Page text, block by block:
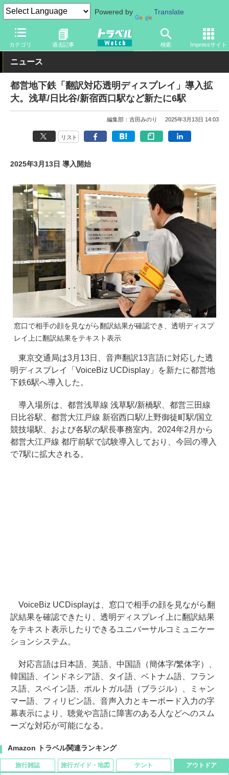
Powered by Translate
カテゴリ 過去記事 検索 Impressサイト
トラベル Watch 旅の方法 鉄旅 電車
ニュース
都営地下鉄「翻訳対応透明ディスプレイ」導入拡
大。浅草/日比谷/新宿西口駅など新たに6駅
編集部：吉田みのり 2025年3月13日 14:03
リスト
2025年3月13日 導入開始
窓口で相手の顔を見ながら翻訳結果が確認でき、透明ディスプ
レイ上に翻訳結果をテキスト表示
東京交通局は3月13日、音声翻訳13言語に対応した透
明ディスプレイ「VoiceBiz UCDisplay」を新たに都営地
下鉄6駅へ導入した。
導入場所は、都営浅草線 浅草駅/新橋駅、都営三田線
日比谷駅、都営大江戸線 新宿西口駅/上野御徒町駅/国立
競技場駅、および各駅の駅長事務室内。2024年2月から
都営大江戸線 都庁前駅で試験導入しており、今回の導入
で7駅に拡大される。
VoiceBiz UCDisplayは、窓口で相手の顔を見ながら翻
訳結果を確認できたり、透明ディスプレイ上に翻訳結果
をテキスト表示したりできるユニバーサルコミュニケー
ションシステム。
対応言語は日本語、英語、中国語（簡体字/繁体字）、
韓国語、インドネシア語、タイ語、ベトナム語、フラン
ス語、スペイン語、ポルトガル語（ブラジル）、ミャン
マー語、フィリピン語。音声入力とキーボード入力の字
幕表示により、聴覚や言語に障害のある人などへのスム
ーズな対応が可能になる。
Amazon トラベル関連ランキング
旅行雑誌 旅行ガイド・地図 テント アウトドア